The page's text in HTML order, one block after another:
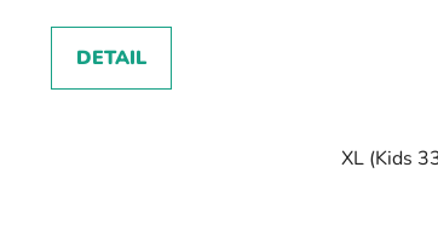
DETAIL
XL (Kids